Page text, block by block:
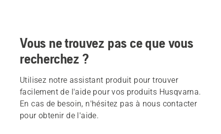
Vous ne trouvez pas ce que vous
recherchez ?
Utilisez notre assistant produit pour trouver
facilement de l'aide pour vos produits Husqvarna.
En cas de besoin, n'hésitez pas à nous contacter
pour obtenir de l'aide.